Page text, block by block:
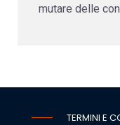
mutare delle
TERMINI E